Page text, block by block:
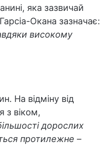
яка зазвичай
Окана зазначає:
високому
На відміну від
з віком,
дорослих
протилежне –